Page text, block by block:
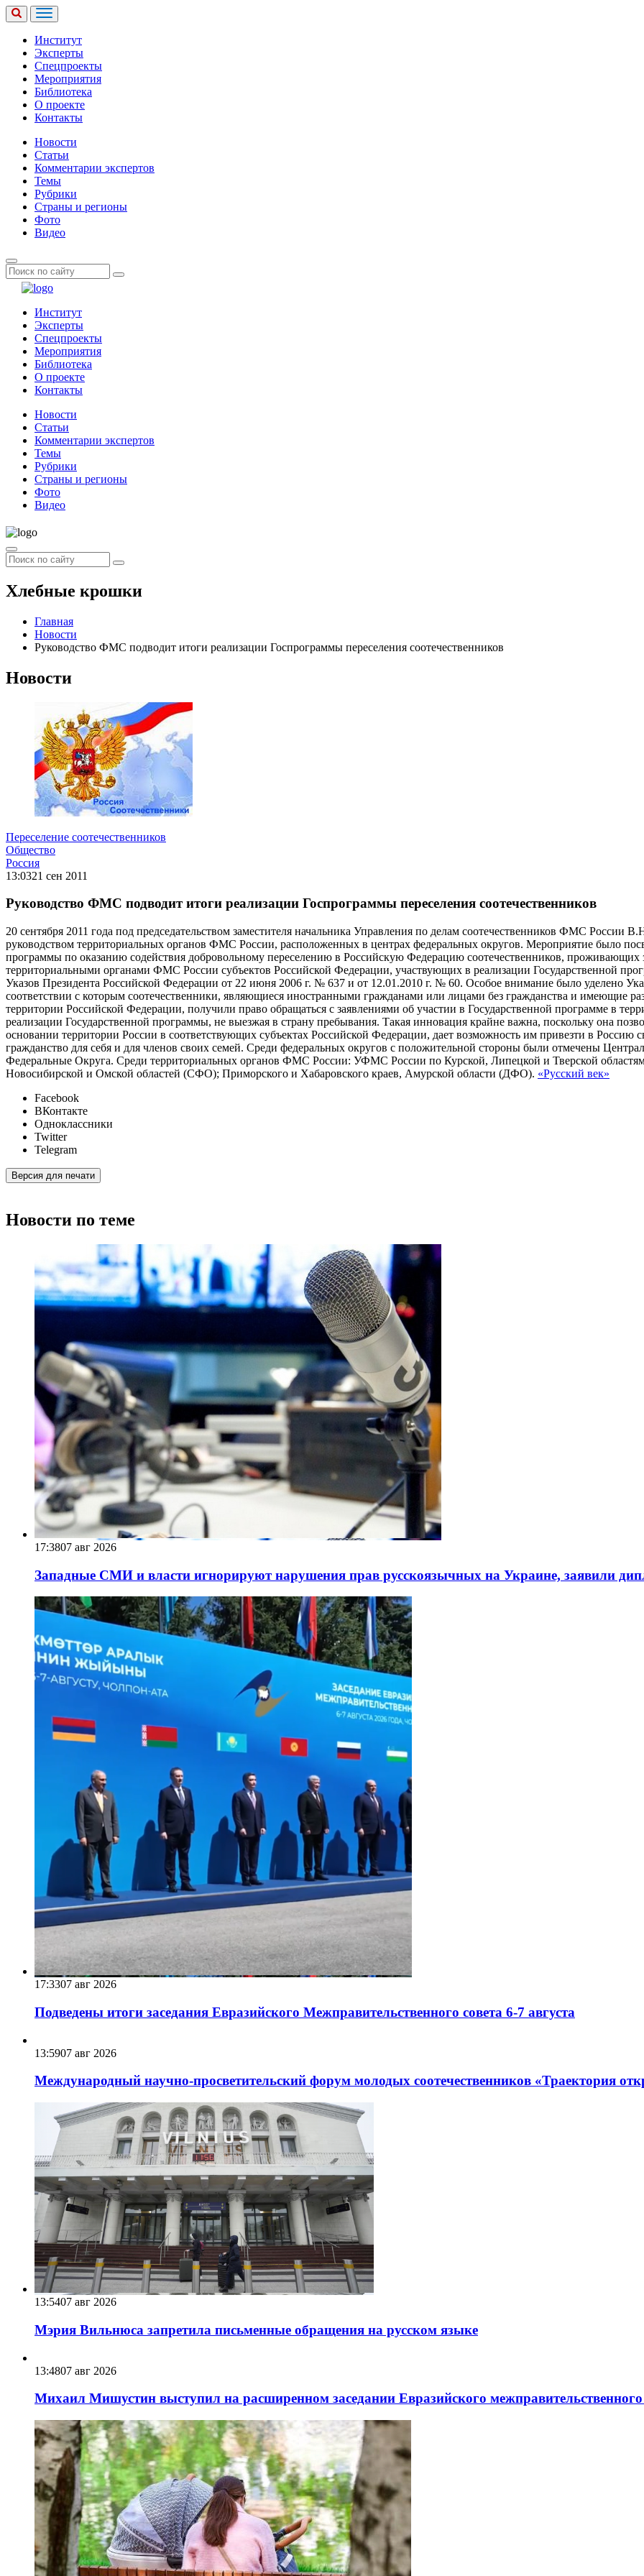
Институт
Эксперты
Спецпроекты
Мероприятия
Библиотека
О проекте
Контакты
Новости
Статьи
Комментарии экспертов
Темы
Рубрики
Страны и регионы
Фото
Видео
Институт
Эксперты
Спецпроекты
Мероприятия
Библиотека
О проекте
Контакты
Новости
Статьи
Комментарии экспертов
Темы
Рубрики
Страны и регионы
Фото
Видео
Хлебные крошки
Главная
Новости
Руководство ФМС подводит итоги реализации Госпрограммы переселения соотечественников
Новости
Переселение соотечественников
Общество
Россия
13:0321 сен 2011
Руководство ФМС подводит итоги реализации Госпрограммы переселения соотечественников
20 сентября 2011 года под председательством заместителя начальника Управления по делам соотечественников ФМС России
руководством территориальных органов ФМС России, расположенных в центрах федеральных округов. Мероприятие было
программы по оказанию содействия добровольному переселению в Российскую Федерацию соотечественников, проживающих
территориальными органами ФМС России субъектов Российской Федерации, участвующих в реализации Государственной
Указов Президента Российской Федерации от 22 июня 2006 г. № 637 и от 12.01.2010 г. № 60. Особое внимание было уделено
соответствии с которым соотечественники, являющиеся иностранными гражданами или лицами без гражданства и имеющие
территории Российской Федерации, получили право обращаться с заявлениями об участии в Государственной программе в
реализации Государственной программы, не выезжая в страну пребывания. Такая инновация крайне важна, поскольку она
основании территории России в соответствующих субъектах Российской Федерации, дает возможность им привезти в
гражданство для себя и для членов своих семей. Среди федеральных округов с положительной стороны были отмечены
Федеральные Округа. Среди территориальных органов ФМС России: УФМС России по Курской, Липецкой и Тверской
Новосибирской и Омской областей (СФО); Приморского и Хабаровского краев, Амурской области (ДФО). «Русский век»
Facebook
ВКонтакте
Одноклассники
Twitter
Telegram
Версия для печати
Новости по теме
17:3807 авг 2026
Западные СМИ и власти игнорируют нарушения прав русскоязычных на Украине, заявили
17:3307 авг 2026
Подведены итоги заседания Евразийского Межправительственного совета 6-7 августа
13:5907 авг 2026
Международный научно-просветительский форум молодых соотечественников «Траектория
13:5407 авг 2026
Мэрия Вильнюса запретила письменные обращения на русском языке
13:4807 авг 2026
Михаил Мишустин выступил на расширенном заседании Евразийского